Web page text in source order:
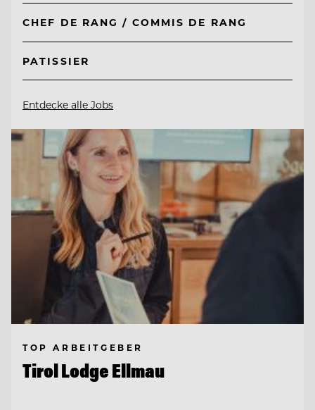
CHEF DE RANG / COMMIS DE RANG
PATISSIER
Entdecke alle Jobs
TOP ARBEITGEBER
Tirol Lodge Ellmau